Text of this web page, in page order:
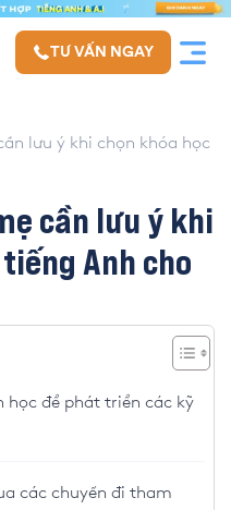
TƯ VẤN NGAY
lưu ý khi chọn khóa học
cần lưu ý khi
Anh cho
học để phát triển các kỹ
các chuyến đi tham